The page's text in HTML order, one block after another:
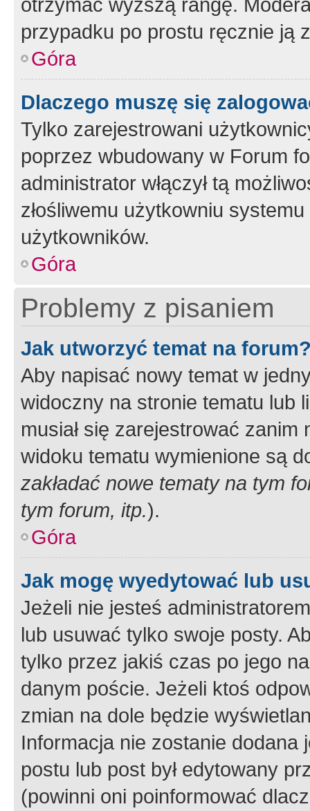
przypadku po prostu ręcznie ją
Góra
Dlaczego muszę się
Tylko zarejestrowani
poprzez wbudowany w Forum
administrator włączył tą
złośliwemu użytkowniu
użytkowników.
Góra
Problemy z pisaniem
Jak utworzyć temat na
Aby napisać nowy temat w
widoczny na stronie tematu lub
musiał się zarejestrować
widoku tematu wymienione są
zakładać nowe tematy na tym
tym forum, itp.).
Góra
Jak mogę wyedytować lub
Jeżeli nie jesteś
lub usuwać tylko swoje posty.
tylko przez jakiś czas po jego
danym poście. Jeżeli ktoś
zmian na dole będzie
Informacja nie zostanie dodana
postu lub post był edytowany
(powinni oni poinformować